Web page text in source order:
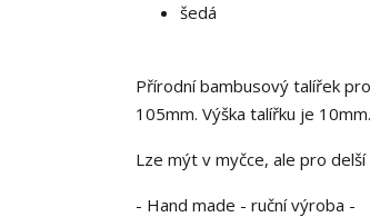
šedá
Přírodní bambusový talířek
105mm. Výška talířku je 10mm.
Lze mýt v myčce, ale pro
- Hand made - ruční výroba -